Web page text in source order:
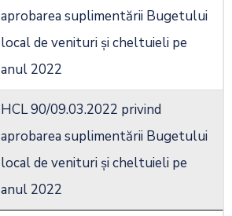
aprobarea suplimentării Bugetului
local de venituri și cheltuieli pe
anul 2022
HCL 90/09.03.2022 privind
aprobarea suplimentării Bugetului
local de venituri și cheltuieli pe
anul 2022